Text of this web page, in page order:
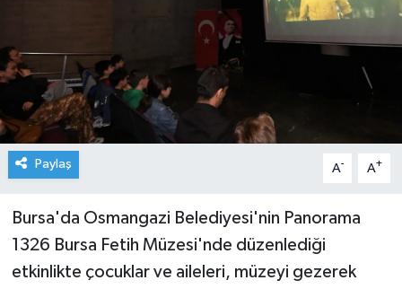
Paylaş A- A+
Bursa'da Osmangazi Belediyesi'nin Panorama
1326 Bursa Fetih Müzesi'nde düzenlediği
etkinlikte çocuklar ve aileleri, müzeyi gezerek